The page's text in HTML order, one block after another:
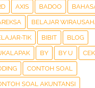
AXIS BADOO
BELAJAR
TIK BIBIT BLOG
BY BY U
CONTOH SOAL
SOAL AKUNTANSI